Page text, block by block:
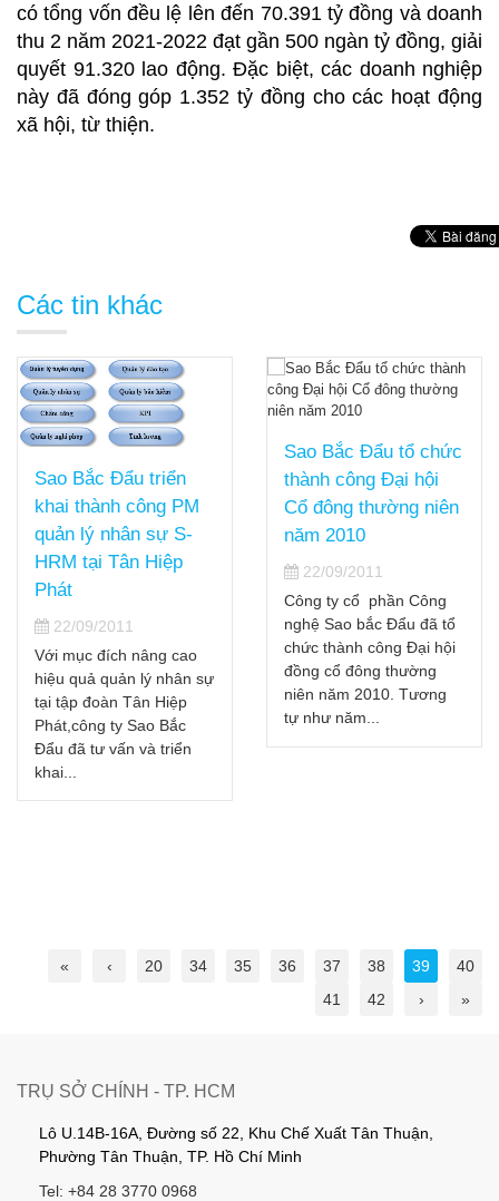
có tổng vốn đều lệ lên đến 70.391 tỷ đồng và doanh
thu 2 năm 2021-2022 đạt gần 500 ngàn tỷ đồng, giải
quyết 91.320 lao động. Đặc biệt, các doanh nghiệp
này đã đóng góp 1.352 tỷ đồng cho các hoạt động
xã hội, từ thiện.
Các tin khác
Sao Bắc Đẩu triển
khai thành công PM
quản lý nhân sự S-
HRM tại Tân Hiệp
Phát
22/09/2011
Với mục đích nâng cao
hiệu quả quản lý nhân sự
tại tập đoàn Tân Hiệp
Phát,công ty Sao Bắc
Đẩu đã tư vấn và triển
khai...
Sao Bắc Đẩu tổ chức
thành công Đại hội
Cổ đông thường niên
năm 2010
22/09/2011
Công ty cổ phần Công
nghệ Sao bắc Đẩu đã tổ
chức thành công Đại hội
đồng cổ đông thường
niên năm 2010. Tương
tự như năm...
« ‹ 20 34 35 36 37 38 39
40
41
42 › »
TRỤ SỞ CHÍNH - TP. HCM
Lô U.14B-16A, Đường số 22, Khu Chế Xuất Tân Thuận,
Phường Tân Thuận, TP. Hồ Chí Minh
Tel: +84 28 3770 0968